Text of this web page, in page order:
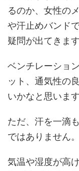
るのか、女性の
や汗止めバンド
疑問が出てきます
ベンチレーショ
ット、通気性の
いかなと思います
ただ、汗を一滴
ではありません。
気温や湿度が高